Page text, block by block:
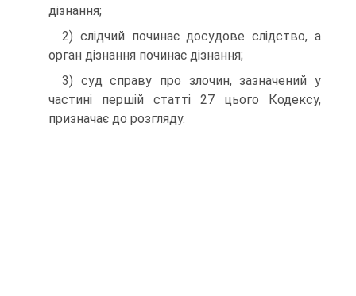
дізнання;
2) слідчий починає досудове слідство, а
орган дізнання починає дізнання;
3) суд справу про злочин, зазначений у
частині першій статті 27 цього Кодексу,
призначає до розгляду.